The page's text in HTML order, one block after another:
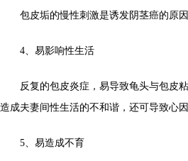
包皮垢的慢性刺激是诱发阴茎癌的原因
4、易影响性生活
反复的包皮炎症，易导致龟头与包皮粘
造成夫妻间性生活的不和谐，还可导致心因
5、易造成不育